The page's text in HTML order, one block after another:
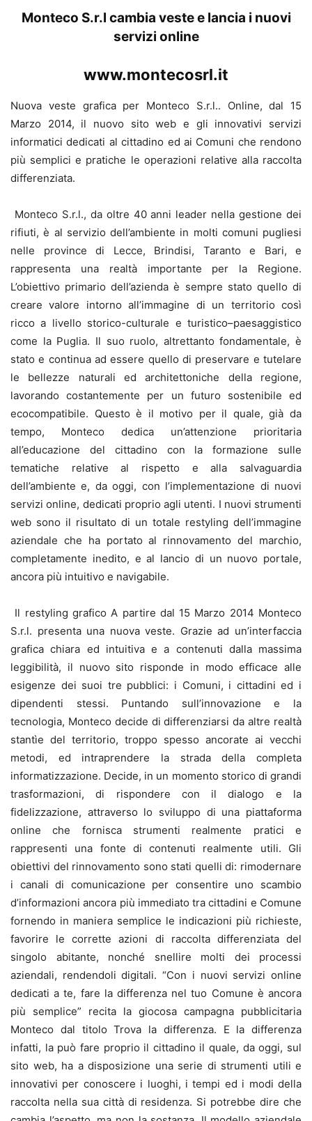
Monteco S.r.l cambia veste e lancia i nuovi
servizi online
www.montecosrl.it
Nuova veste grafica per Monteco S.r.l.. Online, dal 15
Marzo 2014, il nuovo sito web e gli innovativi servizi
informatici dedicati al cittadino ed ai Comuni che rendono
più semplici e pratiche le operazioni relative alla raccolta
differenziata.
Monteco S.r.l., da oltre 40 anni leader nella gestione dei
rifiuti, è al servizio dell’ambiente in molti comuni pugliesi
nelle province di Lecce, Brindisi, Taranto e Bari, e
rappresenta una realtà importante per la Regione.
L’obiettivo primario dell’azienda è sempre stato quello di
creare valore intorno all’immagine di un territorio così
ricco a livello storico-culturale e turistico–paesaggistico
come la Puglia. Il suo ruolo, altrettanto fondamentale, è
stato e continua ad essere quello di preservare e tutelare
le bellezze naturali ed architettoniche della regione,
lavorando costantemente per un futuro sostenibile ed
ecocompatibile. Questo è il motivo per il quale, già da
tempo, Monteco dedica un’attenzione prioritaria
all’educazione del cittadino con la formazione sulle
tematiche relative al rispetto e alla salvaguardia
dell’ambiente e, da oggi, con l’implementazione di nuovi
servizi online, dedicati proprio agli utenti. I nuovi strumenti
web sono il risultato di un totale restyling dell’immagine
aziendale che ha portato al rinnovamento del marchio,
completamente inedito, e al lancio di un nuovo portale,
ancora più intuitivo e navigabile.
Il restyling grafico A partire dal 15 Marzo 2014 Monteco
S.r.l. presenta una nuova veste. Grazie ad un’interfaccia
grafica chiara ed intuitiva e a contenuti dalla massima
leggibilità, il nuovo sito risponde in modo efficace alle
esigenze dei suoi tre pubblici: i Comuni, i cittadini ed i
dipendenti stessi. Puntando sull’innovazione e la
tecnologia, Monteco decide di differenziarsi da altre realtà
stantìe del territorio, troppo spesso ancorate ai vecchi
metodi, ed intraprendere la strada della completa
informatizzazione. Decide, in un momento storico di grandi
trasformazioni, di rispondere con il dialogo e la
fidelizzazione, attraverso lo sviluppo di una piattaforma
online che fornisca strumenti realmente pratici e
rappresenti una fonte di contenuti realmente utili. Gli
obiettivi del rinnovamento sono stati quelli di: rimodernare
i canali di comunicazione per consentire uno scambio
d’informazioni ancora più immediato tra cittadini e Comune
fornendo in maniera semplice le indicazioni più richieste,
favorire le corrette azioni di raccolta differenziata del
singolo abitante, nonché snellire molti dei processi
aziendali, rendendoli digitali. “Con i nuovi servizi online
dedicati a te, fare la differenza nel tuo Comune è ancora
più semplice” recita la giocosa campagna pubblicitaria
Monteco dal titolo Trova la differenza. E la differenza
infatti, la può fare proprio il cittadino il quale, da oggi, sul
sito web, ha a disposizione una serie di strumenti utili e
innovativi per conoscere i luoghi, i tempi ed i modi della
raccolta nella sua città di residenza. Si potrebbe dire che